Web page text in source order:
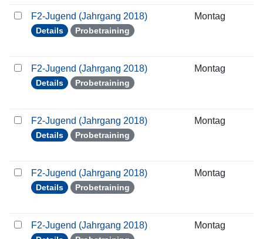
F2-Jugend (Jahrgang 2018)
Details Probetraining
Montag
F2-Jugend (Jahrgang 2018)
Details Probetraining
Montag
F2-Jugend (Jahrgang 2018)
Details Probetraining
Montag
F2-Jugend (Jahrgang 2018)
Details Probetraining
Montag
F2-Jugend (Jahrgang 2018) Montag